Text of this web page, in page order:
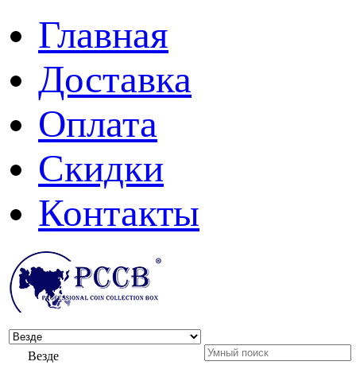
Главная
Доставка
Оплата
Скидки
Контакты
Везде